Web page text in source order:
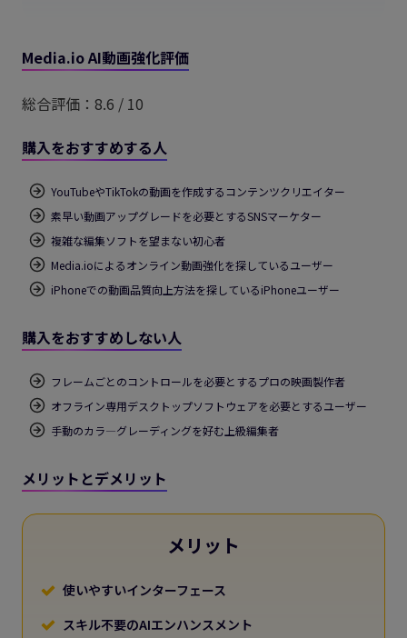
Media.io AI動画強化評価
総合評価：8.6 / 10
購入をおすすめする人
YouTubeやTikTokの動画を作成するコンテンツクリエイター
素早い動画アップグレードを必要とするSNSマーケター
複雑な編集ソフトを望まない初心者
Media.ioによるオンライン動画強化を探しているユーザー
iPhoneでの動画品質向上方法を探しているiPhoneユーザー
購入をおすすめしない人
フレームごとのコントロールを必要とするプロの映画製作者
オフライン専用デスクトップソフトウェアを必要とするユーザー
手動のカラ―グレーディングを好む上級編集者
メリットとデメリット
メリット
使いやすいインターフェース
スキル不要のAIエンハンスメント